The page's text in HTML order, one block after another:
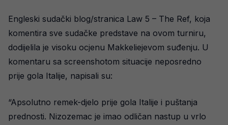
Engleski sudački blog/stranica Law 5 – The Ref, koja
komentira sve sudačke predstave na ovom turniru,
dodijelila je visoku ocjenu Makkeliejevom suđenju. U
komentaru sa screenshotom situacije neposredno
prije gola Italije, napisali su:
“Apsolutno remek-djelo prije gola Italije i puštanja
prednosti. Nizozemac je imao odličan nastup u vrlo